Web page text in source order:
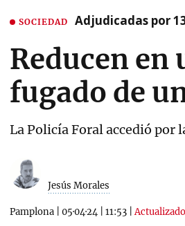
SOCIEDAD Adjudicadas por
Reducen en
fugado de
La Policía Foral accedió por
Jesús Morales
Pamplona 05·04·24 11:53 |